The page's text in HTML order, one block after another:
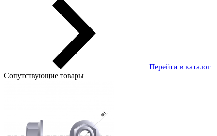
Перейти в каталог
Сопутствующие товары